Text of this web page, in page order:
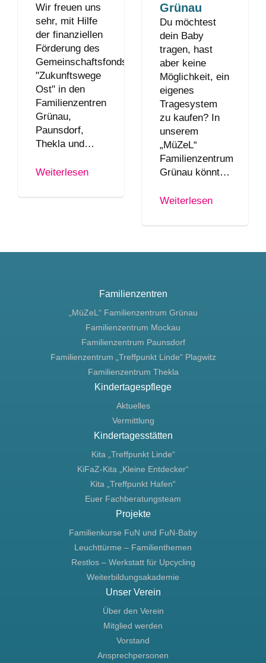
Wir freuen uns
sehr, mit Hilfe
der finanziellen
Förderung des
Gemeinschaftsfonds
"Zukunftswege
Ost" in den
Familienzentren
Grünau,
Paunsdorf,
Thekla und…
Weiterlesen
Grünau
Du möchtest
dein Baby
tragen, hast
aber keine
Möglichkeit, ein
eigenes
Tragesystem
zu kaufen? In
unserem
„MüZeL“
Familienzentrum
Grünau könnt…
Weiterlesen
Familienzentren
„MüZeL“ Familienzentrum Grünau
Familienzentrum Mockau
Familienzentrum Paunsdorf
Familienzentrum „Treffpunkt Linde“ Plagwitz
Familienzentrum Thekla
Kindertagespflege
Aktuelles
Vermittlung
Kindertagesstätten
Kita „Treffpunkt Linde“
KiFaZ-Kita „Kleine Entdecker“
Kita „Treffpunkt Hafen“
Euer Fachberatungsteam
Projekte
Familienkurse FuN und FuN-Baby
Leuchttürme – Familienthemen
Restlos – Werkstatt für Upcycling
Weiterbildungsakademie
Unser Verein
Über den Verein
Mitglied werden
Vorstand
Ansprechpersonen